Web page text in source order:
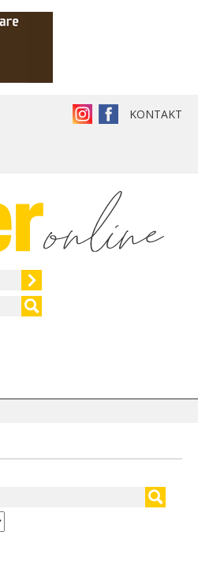
KONTAKT